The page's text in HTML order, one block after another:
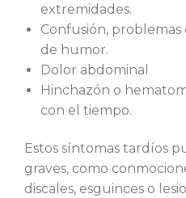
extremidades.
Confusión,
de humor.
Dolor abdominal
Hinchazón o
con el tiempo.
Estos síntomas tardíos
graves, como
discales, esguinces o